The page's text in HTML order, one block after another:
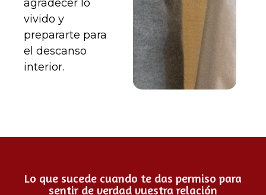
agradecer lo
vivido y
prepararte para
el descanso
interior.
Lo que sucede cuando te das permiso para
sentir de verdad vuestra relación